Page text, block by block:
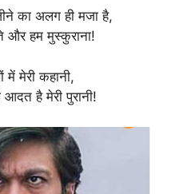
का अलग ही मजा है,
और हम मुस्कुराना!
मेरी कहानी,
है मेरी पुरानी!